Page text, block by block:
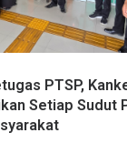
PTSP,
Setiap Sudut